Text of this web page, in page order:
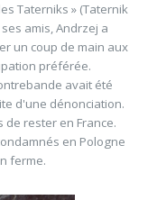
Taterniks » (Taternik
amis, Andrzej a
un coup de main aux
préférée.
avait été
d'une dénonciation.
de rester en France.
en Pologne
ferme.